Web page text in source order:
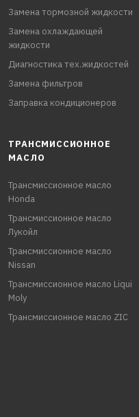
Замена тормозной жидкости
Замена охлаждающей
жидкости
Диагностика тех.жидкостей
Замена фильтров
Заправка кондиционеров
ТРАНСМИССИОННОЕ
МАСЛО
Трансмиссионное масло
Honda
Трансмиссионное масло
Лукойл
Трансмиссионное масло
Nissan
Трансмиссионное масло Liqui
Moly
Трансмиссионное масло ZIC